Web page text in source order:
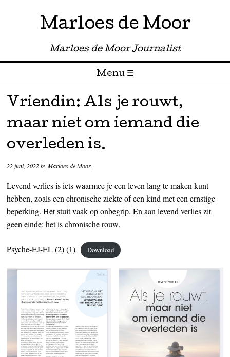
Marloes de Moor
Marloes de Moor Journalist
Menu ☰
Skip to content
Vriendin: Als je rouwt,
maar niet om iemand die
overleden is.
22 juni, 2022byMarloes de Moor
Levend verlies is iets waarmee je een leven lang te maken kunt
hebben, zoals een chronische ziekte of een kind met een ernstige
beperking. Het stuit vaak op onbegrip. En aan levend verlies zit
geen einde: het is chronische rouw.
Psyche-EJ-EL (2) (1) Download